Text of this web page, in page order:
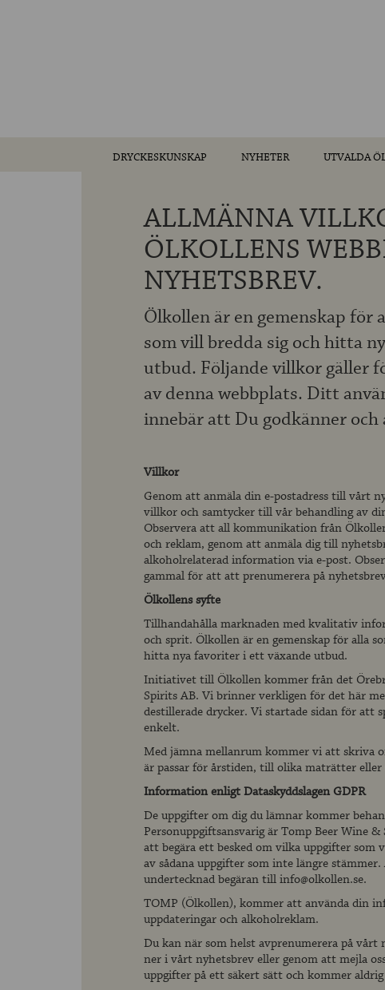
DRYCKESKUNSKAP NYHETER UTVALDA
ALLMÄNNA
ÖLKOLLENS
NYHETSBREV.
Ölkollen är en gemenskap för
som vill bredda sig och hitta
utbud. Följande villkor gäller
av denna webbplats. Ditt
innebär att Du godkänner
Villkor
Genom att anmäla din e-postadress till vårt
villkor och samtycker till vår behandling av
Observera att all kommunikation från
och reklam, genom att anmäla dig till
alkoholrelaterad information via e-post.
gammal för att att prenumerera på
Ölkollens syfte
Tillhandahålla marknaden med kvalitativ
och sprit. Ölkollen är en gemenskap för alla
hitta nya favoriter i ett växande utbud.
Initiativet till Ölkollen kommer från det
Spirits AB. Vi brinner verkligen för det här
destillerade drycker. Vi startade sidan för att
enkelt.
Med jämna mellanrum kommer vi att skriva
är passar för årstiden, till olika maträtter
Information enligt Dataskyddslagen GDPR
De uppgifter om dig du lämnar kommer
Personuppgiftsansvarig är Tomp Beer Wine
att begära ett besked om vilka uppgifter som
av sådana uppgifter som inte längre
undertecknad begäran till info@olkollen.se.
TOMP (Ölkollen), kommer att använda din
uppdateringar och alkoholreklam.
Du kan när som helst avprenumerera på
ner i vårt nyhetsbrev eller genom att mejla
uppgifter på ett säkert sätt och kommer